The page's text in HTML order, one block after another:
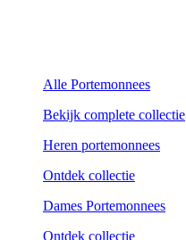
Alle Portemonnees
Bekijk complete collectie
Heren portemonnees
Ontdek collectie
Dames Portemonnees
Ontdek collectie